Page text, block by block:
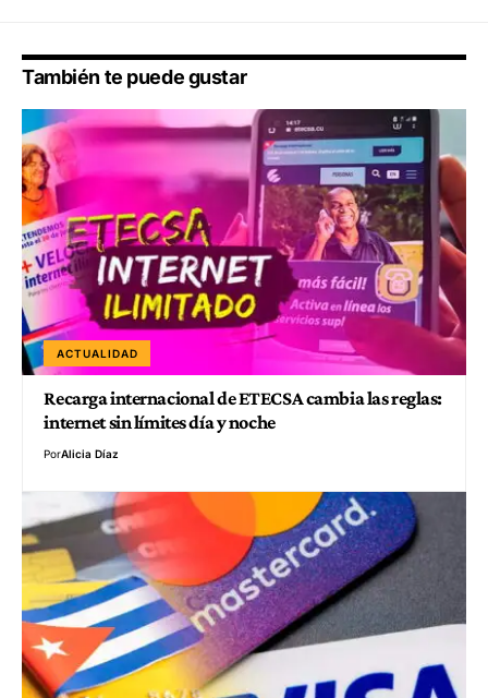
También te puede gustar
ACTUALIDAD
Recarga internacional de ETECSA cambia las reglas:
internet sin límites día y noche
PorAlicia Díaz